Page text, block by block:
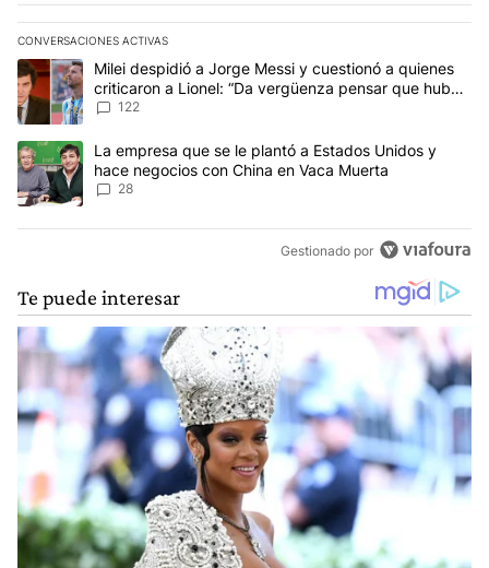
CONVERSACIONES ACTIVAS
Este listado muestra los artículos con más comentarios en los
Un artículo de tendencia con el título "Milei despidió a Jorge
Milei despidió a Jorge Messi y cuestionó a quienes
criticaron a Lionel: “Da vergüenza pensar que hubo
anti-Messi”
122
Un artículo de tendencia con el título "La empresa que se le
La empresa que se le plantó a Estados Unidos y
hace negocios con China en Vaca Muerta
28
Gestionado por